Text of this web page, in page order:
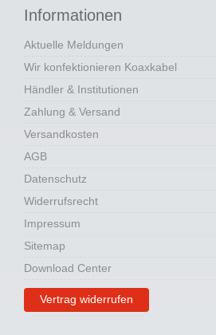
Informationen
Aktuelle Meldungen
Wir konfektionieren Koaxkabel
Händler & Institutionen
Zahlung & Versand
Versandkosten
AGB
Datenschutz
Widerrufsrecht
Impressum
Sitemap
Download Center
Vertrag widerrufen